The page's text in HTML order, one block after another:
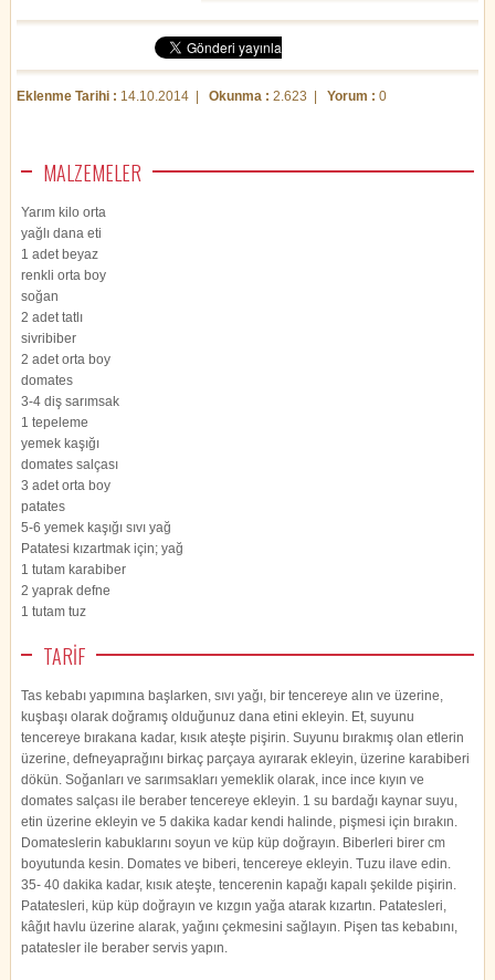
Eklenme Tarihi : 14.10.2014 | Okunma : 2.623 | Yorum : 0
MALZEMELER
Yarım kilo orta
yağlı dana eti
1 adet beyaz
renkli orta boy
soğan
2 adet tatlı
sivribiber
2 adet orta boy
domates
3-4 diş sarımsak
1 tepeleme
yemek kaşığı
domates salçası
3 adet orta boy
patates
5-6 yemek kaşığı sıvı yağ
Patatesi kızartmak için; yağ
1 tutam karabiber
2 yaprak defne
1 tutam tuz
TARİF
Tas kebabı yapımına başlarken, sıvı yağı, bir tencereye alın ve üzerine,
kuşbaşı olarak doğramış olduğunuz dana etini ekleyin. Et, suyunu
tencereye bırakana kadar, kısık ateşte pişirin. Suyunu bırakmış olan etlerin
üzerine, defneyaprağını birkaç parçaya ayırarak ekleyin, üzerine karabiberi
dökün. Soğanları ve sarımsakları yemeklik olarak, ince ince kıyın ve
domates salçası ile beraber tencereye ekleyin. 1 su bardağı kaynar suyu,
etin üzerine ekleyin ve 5 dakika kadar kendi halinde, pişmesi için bırakın.
Domateslerin kabuklarını soyun ve küp küp doğrayın. Biberleri birer cm
boyutunda kesin. Domates ve biberi, tencereye ekleyin. Tuzu ilave edin.
35- 40 dakika kadar, kısık ateşte, tencerenin kapağı kapalı şekilde pişirin.
Patatesleri, küp küp doğrayın ve kızgın yağa atarak kızartın. Patatesleri,
kâğıt havlu üzerine alarak, yağını çekmesini sağlayın. Pişen tas kebabını,
patatesler ile beraber servis yapın.